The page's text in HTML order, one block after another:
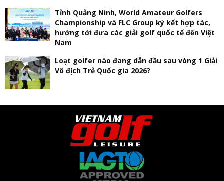
Tỉnh Quảng Ninh, World Amateur Golfers
Championship và FLC Group ký kết hợp tác,
hướng tới đưa các giải golf quốc tế đến Việt
Nam
Loạt golfer nào đang dẫn đầu sau vòng 1 Giải
Vô địch Trẻ Quốc gia 2026?